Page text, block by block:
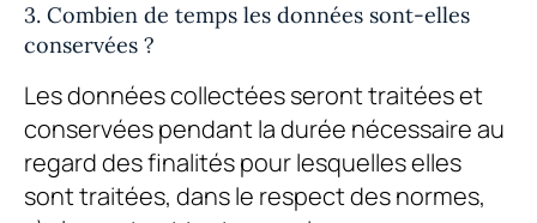
3. Combien de temps les données sont-elles
conservées ?
Les données collectées seront traitées et
conservées pendant la durée nécessaire au
regard des finalités pour lesquelles elles
sont traitées, dans le respect des normes,